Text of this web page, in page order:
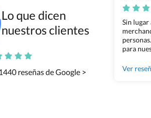
Lo que dicen
nuestros clientes
reseñas de Google >
Sin lugar
para
Ver